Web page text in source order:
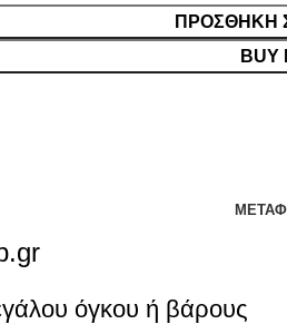
ΠΡΟΣΘΉΚΗ
BUY
όγκου ή βάρους